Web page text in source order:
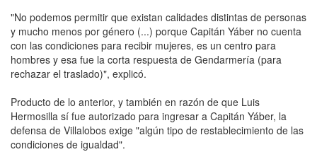
"No podemos permitir que existan calidades distintas de personas
y mucho menos por género (...) porque Capitán Yáber no cuenta
con las condiciones para recibir mujeres, es un centro para
hombres y esa fue la corta respuesta de Gendarmería (para
rechazar el traslado)", explicó.
Producto de lo anterior, y también en razón de que Luis
Hermosilla sí fue autorizado para ingresar a Capitán Yáber, la
defensa de Villalobos exige "algún tipo de restablecimiento de las
condiciones de igualdad".